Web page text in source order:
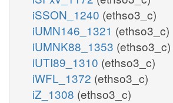
iSSON_1240 (ethso3_c)
iUMN146_1321 (ethso3_c)
iUMNK88_1353 (ethso3_c)
iUTI89_1310 (ethso3_c)
iWFL_1372 (ethso3_c)
iZ_1308 (ethso3_c)